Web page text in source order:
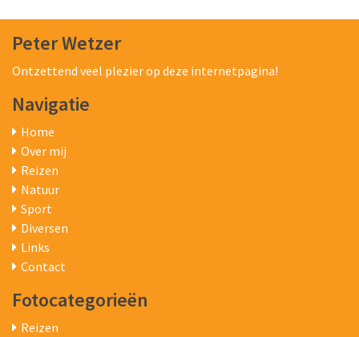
Peter Wetzer
Ontzettend veel plezier op deze internetpagina!
Navigatie
Home
Over mij
Reizen
Natuur
Sport
Diversen
Links
Contact
Fotocategorieën
Reizen